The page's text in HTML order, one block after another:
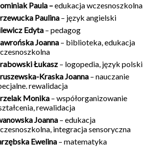
Paula –edukacja wczesnoszkolna
Paulina – język angielski
Edyta – pedagog
Joanna – biblioteka, edukacja
Łukasz – logopedia, język polski
Kraska Joanna – nauczanie
rewalidacja
Monika – współorganizowanie
rewalidacja
Joanna – edukacja
integracja sensoryczna
Ewelina – matematyka